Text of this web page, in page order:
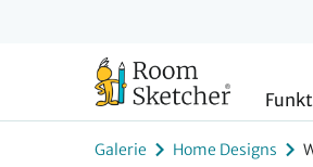
Galerie Home Designs